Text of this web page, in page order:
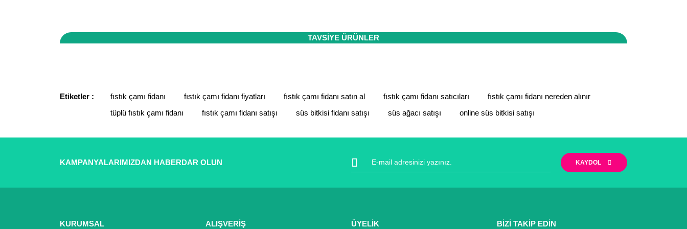
Bu ürünün fiyat bilgisi, resim, ürün açıklamalarında ve diğer konularda yetersiz gördüğünüz noktaları öneri formunu kullanarak tarafımıza iletebilirsiniz.
Ürün fiyatı diğer sitelerden daha pahalı.
TAVSİYE ÜRÜNLER
Etiketler : fıstık çamı fidanı fıstık çamı fidanı fiyatları fıstık çamı fidanı satın al fıstık çamı fidanı satıcıları
fıstık çamı fidanı nereden alınır
tüplü fıstık çamı fidanı
fıstık çamı fidanı satışı süs bitkisi fidanı satışı süs ağacı satışı online süs bitkisi satışı
KAMPANYALARIMIZDAN HABERDAR OLUN KAYDOL
KURUMSAL ALIŞVERİŞ ÜYELİK BİZİ TAKİP EDİN